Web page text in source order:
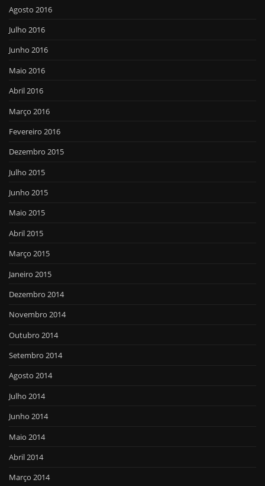
Agosto 2016
Julho 2016
Junho 2016
Maio 2016
Abril 2016
Março 2016
Fevereiro 2016
Dezembro 2015
Julho 2015
Junho 2015
Maio 2015
Abril 2015
Março 2015
Janeiro 2015
Dezembro 2014
Novembro 2014
Outubro 2014
Setembro 2014
Agosto 2014
Julho 2014
Junho 2014
Maio 2014
Abril 2014
Março 2014